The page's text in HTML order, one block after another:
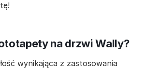
na drzwi Wally?
wynikająca z zastosowania